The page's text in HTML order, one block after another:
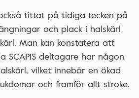
tittat på tidiga tecken på
och plack i halskärl
Man kan konstatera att
SCAPIS deltagare har någon
vilket innebär en ökad
och framför allt stroke.